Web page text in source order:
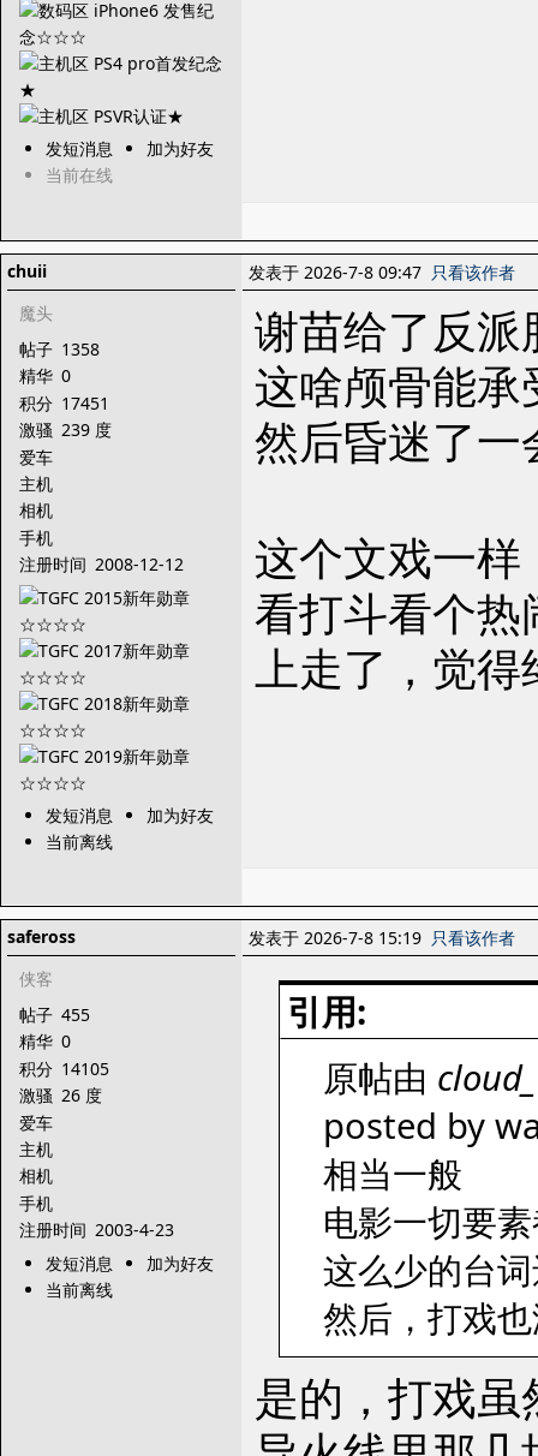
发短消息
加为好友
当前在线
chuii
魔头
帖子 1358
精华 0
积分 17451
激骚 239 度
爱车
主机
相机
手机
注册时间 2008-12-12
发短消息
加为好友
当前离线
发表于 2026-7-8 09:47 只看该作者
谢苗给了反
这啥颅骨能
然后昏迷了
这个文戏一
看打斗看个
上走了，觉得
safeross
侠客
帖子 455
精华 0
积分 14105
激骚 26 度
爱车
主机
相机
手机
注册时间 2003-4-23
发短消息
加为好友
当前离线
发表于 2026-7-8 15:19 只看该作者
引用:
原帖由
posted by
相当一般
电影一切要
这么少的台
然后，打戏
是的，打戏